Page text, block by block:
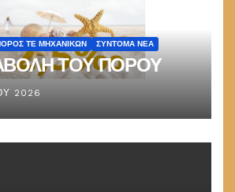
ΤΕ ΜΗΧΑΝΙΚΏΝ ΣΎΝΤΟΜΑ ΝΈΑ
ΤΟΥ ΠΟΡΟΥ
2026